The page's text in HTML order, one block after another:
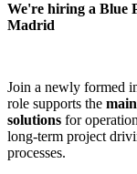
We're hiring a Blue
Madrid
Join a newly formed
role supports the
solutions for
long-term project
processes.